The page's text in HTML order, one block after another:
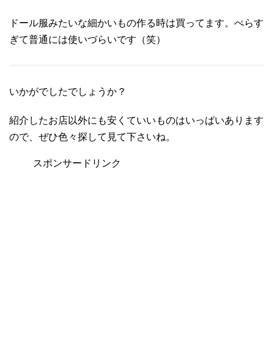
ドール服みたいな細かいもの作る時は買ってます。ぺらす
ぎて普通には使いづらいです（笑）
いかがでしたでしょうか？
紹介したお店以外にも安くていいものはいっぱいあります
ので、ぜひ色々探して見て下さいね。
スポンサードリンク